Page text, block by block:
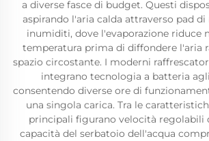
a diverse fasce di budget. Questi
aspirando l'aria calda attraverso pad
inumiditi, dove l'evaporazione riduce
temperatura prima di diffondere l'aria
spazio circostante. I moderni
integrano tecnologia a batteria
consentendo diverse ore di
una singola carica. Tra le
principali figurano velocità regolabili
capacità del serbatoio dell'acqua